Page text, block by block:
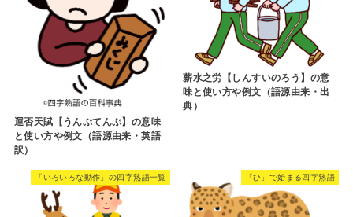
運否天賦【うんぷてんぷ】の意味
と使い方や例文（語源由来・英語
訳）
薪水之労【しんすいのろう】の意
味と使い方や例文（語源由来・出
典）
「いろいろな動作」の四字熟語一覧 「ひ」で始まる四字熟語